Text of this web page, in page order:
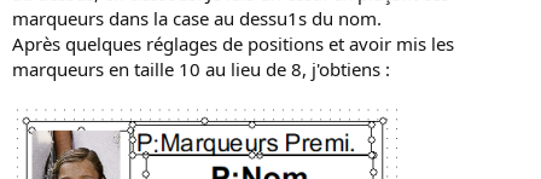
marqueurs dans la case au dessu1s du nom.
Après quelques réglages de positions et avoir mis les
marqueurs en taille 10 au lieu de 8, j'obtiens :